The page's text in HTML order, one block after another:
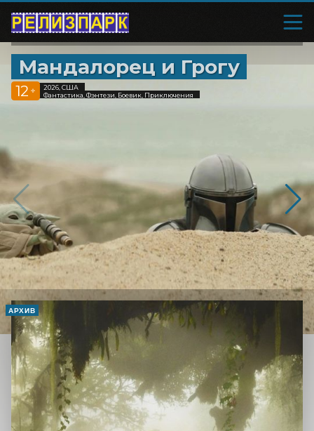
Мандалорец и Грогу
12 +
2026, США
Фантастика, Фэнтези, Боевик, Приключения
АРХИВ